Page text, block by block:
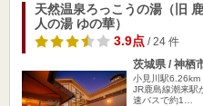
天然温泉ろっこうの湯（旧
人の湯 ゆの華）
3.9点/ 24 件
茨城県 / 神栖
小見川駅6.26km
JR鹿島線潮来駅
速バスで約1…